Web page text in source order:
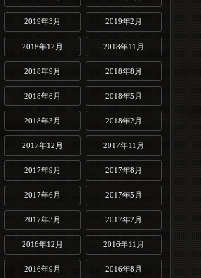
2019年3月 2019年2月
2018年12月 2018年11月
2018年9月 2018年8月
2018年6月 2018年5月
2018年3月 2018年2月
2017年12月 2017年11月
2017年9月 2017年8月
2017年6月 2017年5月
2017年3月 2017年2月
2016年12月 2016年11月
2016年9月 2016年8月